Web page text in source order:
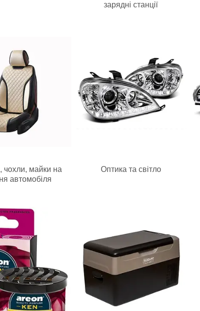
зарядні станції
чохли, майки на
автомобіля
Оптика та світло